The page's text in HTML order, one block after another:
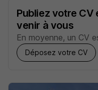
Publiez votre
venir à vous
En moyenne, un CV
Déposez votre CV